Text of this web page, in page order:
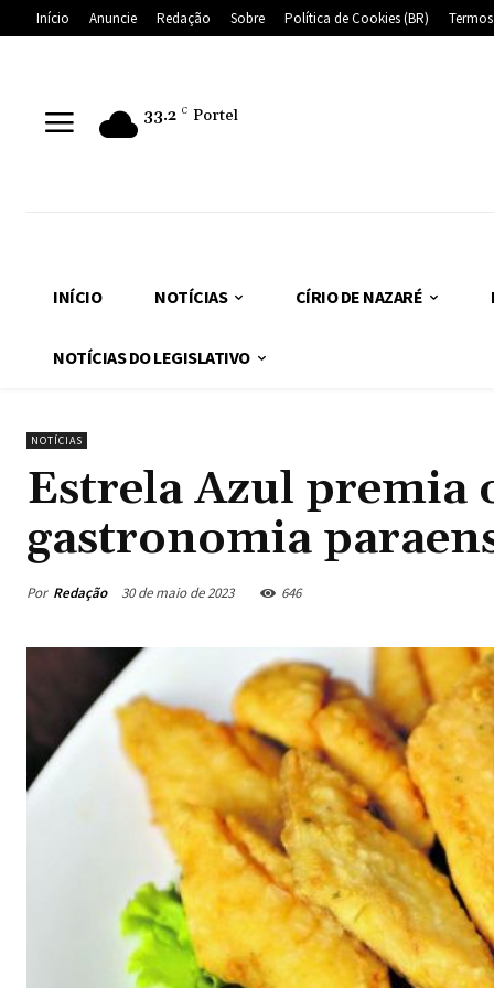
Início Anuncie Redação Sobre Política de Cookies (BR)
33.2 C Portel
INÍCIO NOTÍCIAS CÍRIO DE NAZARÉ
NOTÍCIAS DO LEGISLATIVO
NOTÍCIAS
Estrela Azul premia
gastronomia
Por Redação 30 de maio de 2023 646